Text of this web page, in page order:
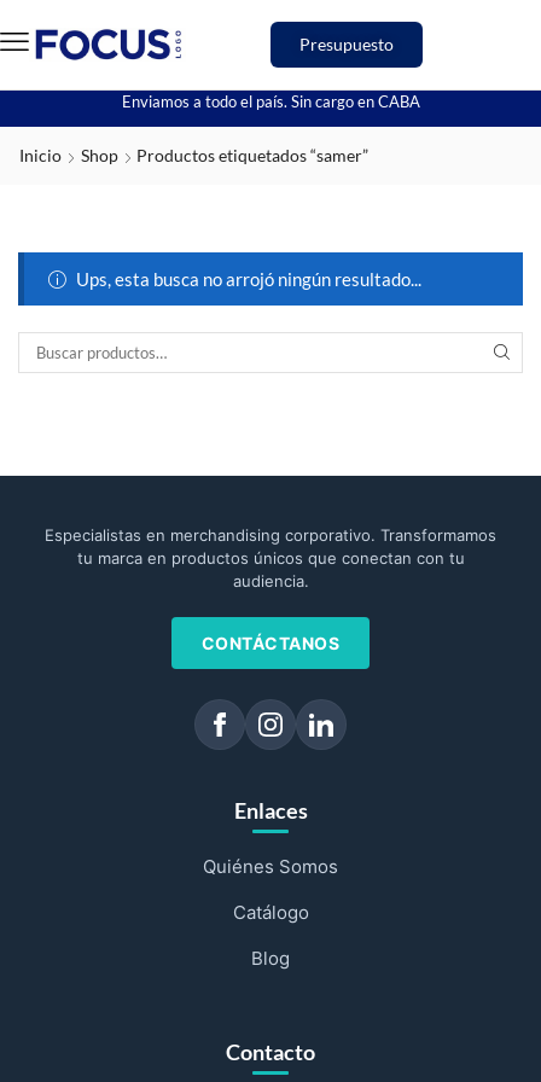
Presupuesto
Enviamos a todo el país. Sin cargo en CABA
Inicio Shop Productos etiquetados “samer”
Ups, esta busca no arrojó ningún resultado...
Especialistas en merchandising corporativo. Transformamos
tu marca en productos únicos que conectan con tu
audiencia.
CONTÁCTANOS
Enlaces
Quiénes Somos
Catálogo
Blog
Contacto